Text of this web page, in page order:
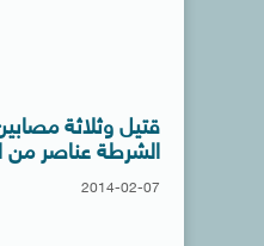
قتيل وثلاثة
الشرطة عناصر من
2014-02-07